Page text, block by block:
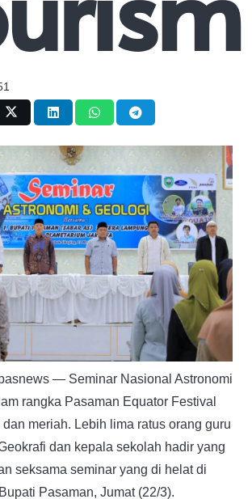
— Seminar Nasional Astronomi
rangka Pasaman Equator Festival
meriah. Lebih lima ratus orang guru
dan kepala sekolah hadir yang
seksama seminar yang di helat di
Pasaman, Jumat (22/3).